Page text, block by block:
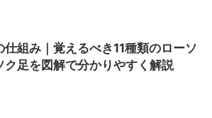
組み｜覚えるべき11種類のローソ
ク足を図解で分かりやすく解説